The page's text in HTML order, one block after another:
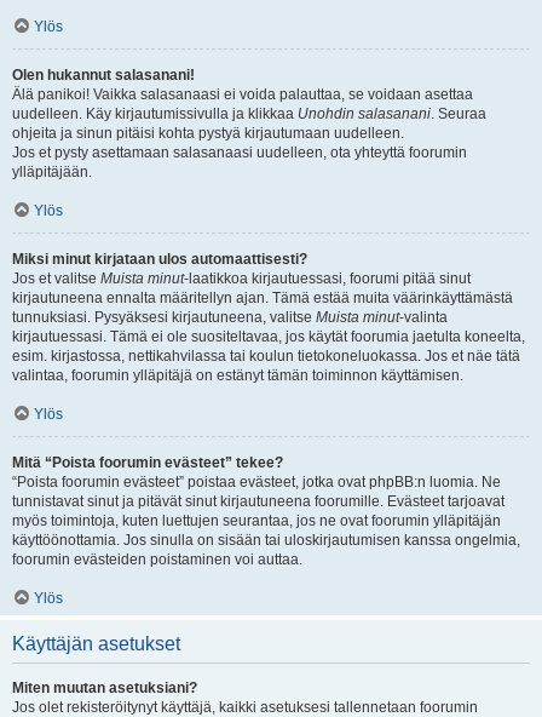
Ylös
Olen hukannut salasanani!
Älä panikoi! Vaikka salasanaasi ei voida palauttaa, se voidaan asettaa
uudelleen. Käy kirjautumissivulla ja klikkaa Unohdin salasanani. Seuraa
ohjeita ja sinun pitäisi kohta pystyä kirjautumaan uudelleen.
Jos et pysty asettamaan salasanaasi uudelleen, ota yhteyttä foorumin
ylläpitäjään.
Ylös
Miksi minut kirjataan ulos automaattisesti?
Jos et valitse Muista minut-laatikkoa kirjautuessasi, foorumi pitää sinut
kirjautuneena ennalta määritellyn ajan. Tämä estää muita väärinkäyttämästä
tunnuksiasi. Pysyäksesi kirjautuneena, valitse Muista minut-valinta
kirjautuessasi. Tämä ei ole suositeltavaa, jos käytät foorumia jaetulta koneelta,
esim. kirjastossa, nettikahvilassa tai koulun tietokoneluokassa. Jos et näe tätä
valintaa, foorumin ylläpitäjä on estänyt tämän toiminnon käyttämisen.
Ylös
Mitä “Poista foorumin evästeet” tekee?
“Poista foorumin evästeet” poistaa evästeet, jotka ovat phpBB:n luomia. Ne
tunnistavat sinut ja pitävät sinut kirjautuneena foorumille. Evästeet tarjoavat
myös toimintoja, kuten luettujen seurantaa, jos ne ovat foorumin ylläpitäjän
käyttöönottamia. Jos sinulla on sisään tai uloskirjautumisen kanssa ongelmia,
foorumin evästeiden poistaminen voi auttaa.
Ylös
Käyttäjän asetukset
Miten muutan asetuksiani?
Jos olet rekisteröitynyt käyttäjä, kaikki asetuksesi tallennetaan foorumin